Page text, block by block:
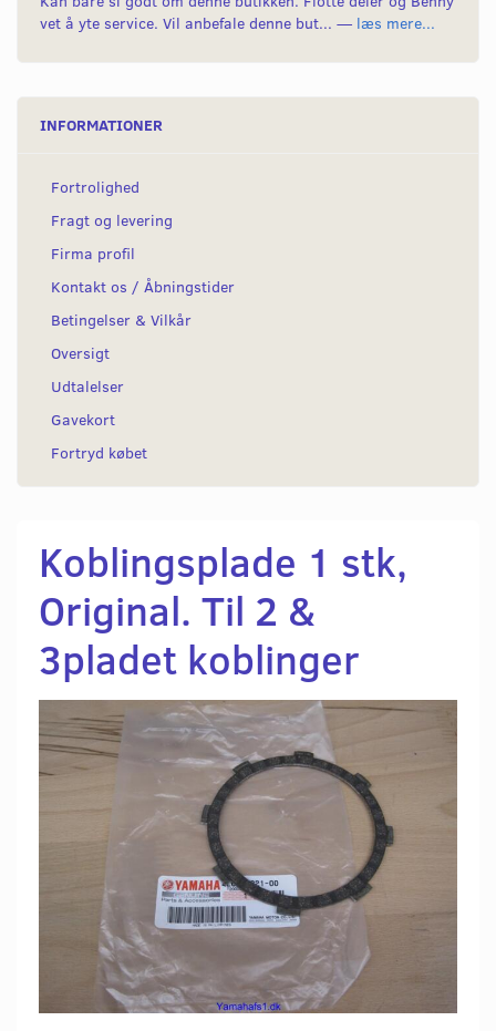
vet å yte service. Vil anbefale denne but... — læs mere...
INFORMATIONER
Fortrolighed
Fragt og levering
Firma profil
Kontakt os / Åbningstider
Betingelser & Vilkår
Oversigt
Udtalelser
Gavekort
Fortryd købet
Koblingsplade 1 stk,
Original. Til 2 &
3pladet koblinger